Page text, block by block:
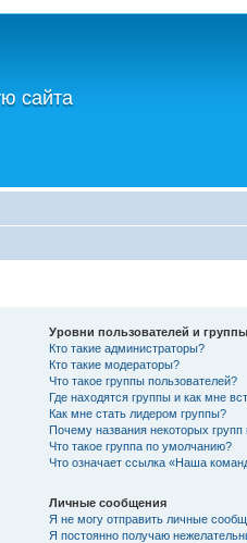
сайта
Уровни пользователей и группы
Кто такие администраторы?
Кто такие модераторы?
Что такое группы пользователей?
Где находятся группы и как мне
Как мне стать лидером группы?
Почему названия некоторых
Что такое группа по умолчанию?
Что означает ссылка «Наша
Личные сообщения
Я не могу отправить личные
Я постоянно получаю